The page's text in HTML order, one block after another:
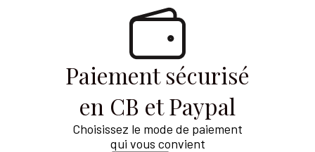
Paiement sécurisé
en CB et Paypal
Choisissez le mode de paiement
qui vous convient